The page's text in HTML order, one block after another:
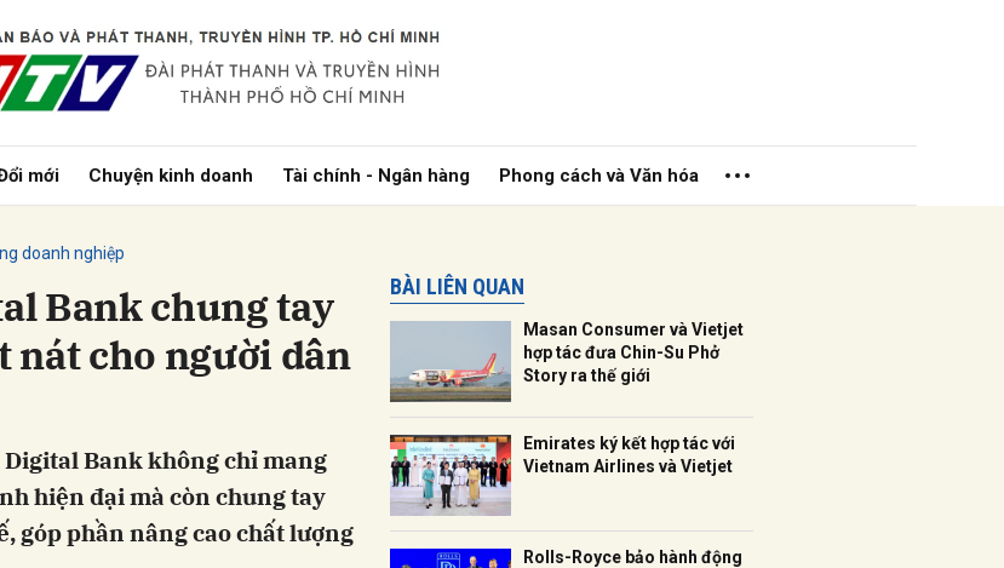
mới Chuyện kinh doanh Tài chính - Ngân hàng Phong cách và Văn hóa
doanh nghiệp
Bank chung tay
nát cho người dân
Bank không chỉ mang
hiện đại mà còn chung tay
góp phần nâng cao chất lượng
BÀI LIÊN QUAN
Masan Consumer và Vietjet
hợp tác đưa Chin-Su Phở
Story ra thế giới
Emirates ký kết hợp tác với
Vietnam Airlines và Vietjet
Rolls-Royce bảo hành động
Gửi